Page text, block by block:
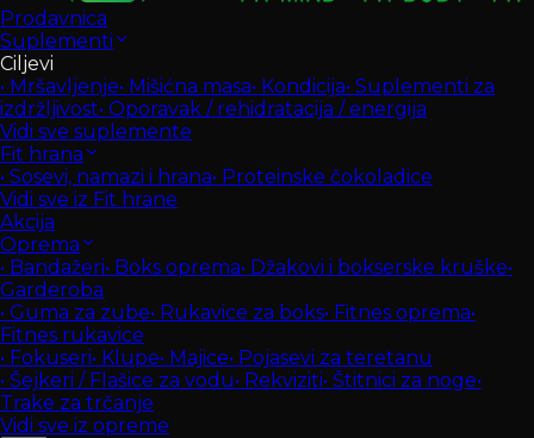
Prodavnica
Suplementi
Ciljevi
• Mršavljenje• Mišićna masa• Kondicija• Suplementi za
izdržljivost• Oporavak / rehidratacija / energija
Vidi sve suplemente
Fit hrana
• Sosevi, namazi i hrana• Proteinske čokoladice
Vidi sve iz Fit hrane
Akcija
Oprema
• Bandažeri• Boks oprema• Džakovi i bokserske kruške•
Garderoba
• Guma za zube• Rukavice za boks• Fitnes oprema•
Fitnes rukavice
• Fokuseri• Klupe• Majice• Pojasevi za teretanu
• Šejkeri / Flašice za vodu• Rekviziti• Štitnici za noge•
Trake za trčanje
Vidi sve iz opreme